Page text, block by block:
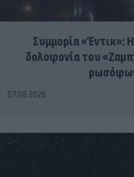
Συμμορία «Έντικ»:
δολοφονία του
07.08.2026